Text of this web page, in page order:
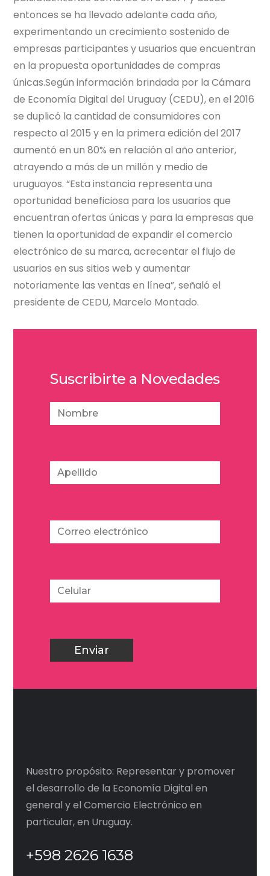
entonces se ha llevado adelante cada año,
experimentando un crecimiento sostenido de
empresas participantes y usuarios que encuentran
en la propuesta oportunidades de compras
únicas.Según información brindada por la Cámara
de Economía Digital del Uruguay (CEDU), en el 2016
se duplicó la cantidad de consumidores con
respecto al 2015 y en la primera edición del 2017
aumentó en un 80% en relación al año anterior,
atrayendo a más de un millón y medio de
uruguayos. “Esta instancia representa una
oportunidad beneficiosa para los usuarios que
encuentran ofertas únicas y para la empresas que
tienen la oportunidad de expandir el comercio
electrónico de su marca, acrecentar el flujo de
usuarios en sus sitios web y aumentar
notoriamente las ventas en línea”, señaló el
presidente de CEDU, Marcelo Montado.
Suscribirte a Novedades
Nuestro propósito: Representar y promover
el desarrollo de la Economía Digital en
general y el Comercio Electrónico en
particular, en Uruguay.
+598 2626 1638